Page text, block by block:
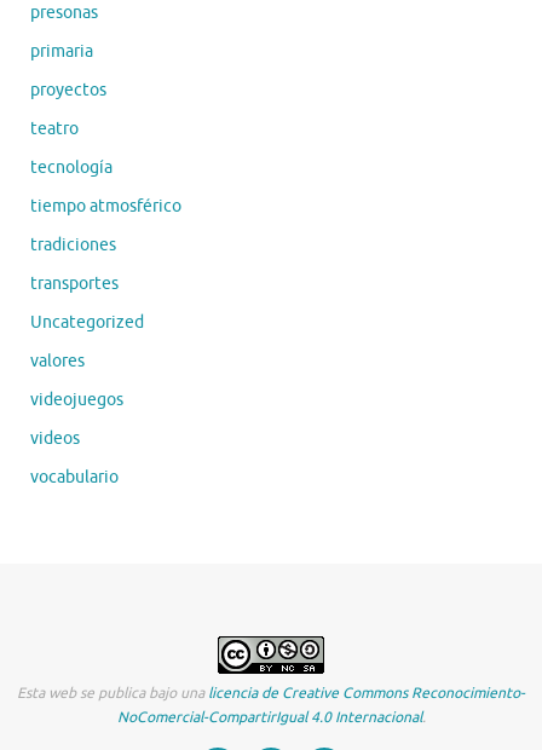
presonas
primaria
proyectos
teatro
tecnología
tiempo atmosférico
tradiciones
transportes
Uncategorized
valores
videojuegos
videos
vocabulario
Esta web se publica bajo unalicencia de Creative Commons Reconocimiento-
NoComercial-CompartirIgual 4.0 Internacional.